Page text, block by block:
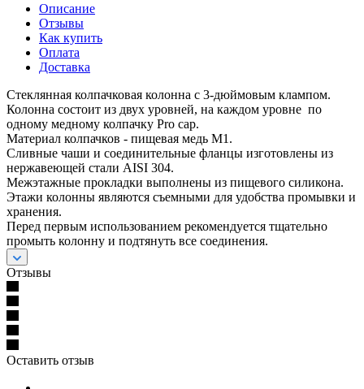
Описание
Отзывы
Как купить
Оплата
Доставка
Стеклянная колпачковая колонна с 3-дюймовым клампом.
Колонна состоит из двух уровней, на каждом уровне по
одному медному колпачку Pro cap.
Материал колпачков - пищевая медь М1.
Сливные чаши и соединительные фланцы изготовлены из
нержавеющей стали AISI 304.
Межэтажные прокладки выполнены из пищевого силикона.
Этажи колонны являются съемными для удобства промывки и
хранения.
Перед первым использованием рекомендуется тщательно
промыть колонну и подтянуть все соединения.
Отзывы
Оставить отзыв